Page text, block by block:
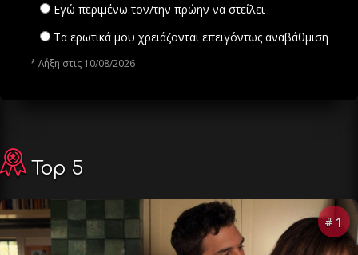
Εγώ περιμένω τον/την πρώην να στείλει
Τα ερωτικά μου χρειάζονται επειγόντως αναβάθμιση
* Λήξη στις 10/08/2026
Top 5
# 1